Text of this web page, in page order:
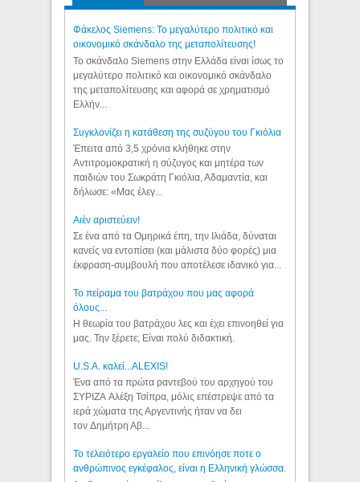
Φάκελος Siemens: Το μεγαλύτερο πολιτικό και
οικονομικό σκάνδαλο της μεταπολίτευσης!
Το σκάνδαλο Siemens στην Ελλάδα είναι ίσως το
μεγαλύτερο πολιτικό και οικονομικό σκάνδαλο
της μεταπολίτευσης και αφορά σε χρηματισμό
Ελλήν...
Συγκλονίζει η κατάθεση της συζύγου του Γκιόλια
Έπειτα από 3,5 χρόνια κλήθηκε στην
Αντιτρομοκρατική η σύζυγος και μητέρα των
παιδιών του Σωκράτη Γκιόλια, Αδαμαντία, και
δήλωσε: «Μας έλεγ...
Aιέν αριστεύειν!
Σε ένα από τα Ομηρικά έπη, την Ιλιάδα, δύναται
κανείς να εντοπίσει (και μάλιστα δύο φορές) μια
έκφραση-συμβουλή που αποτέλεσε ιδανικό για...
Το πείραμα του βατράχου που μας αφορά
όλους...
Η θεωρία του βατράχου λες και έχει επινοηθεί για
μας. Την ξέρετε; Είναι πολύ διδακτική.
U.S.A. καλεί...ALEXIS!
Ένα από τα πρώτα ραντεβού του αρχηγού του
ΣΥΡΙΖΑ Αλέξη Τσίπρα, μόλις επέστρεψε από τα
ιερά χώματα της Αργεντινής ήταν να δει
τον Δημήτρη Αβ...
Το τελειότερο εργαλείο που επινόησε ποτε ο
ανθρώπινος εγκέφαλος, είναι η Ελληνική γλώσσα.